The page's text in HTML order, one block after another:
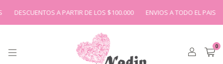
DESCUENTOS A PARTIR DE LOS $100.000 ENVIOS A TODO EL PAIS
0